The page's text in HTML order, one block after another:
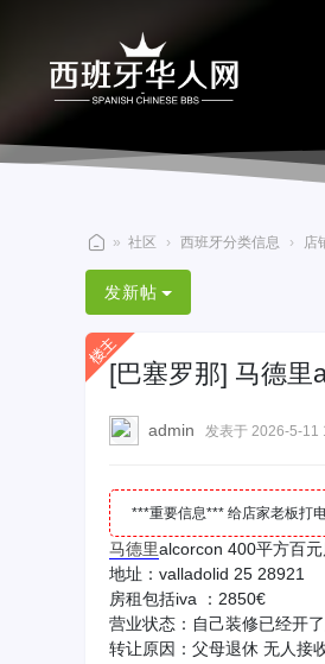
西
班
牙
华
» 社区 › 西班牙分类信息 › 店
发新帖
[巴塞罗那] 马德里
admin 发表于 2026-5-11
***重要信息*** 给店家老板打
马德里alcorcon 400平方百
地址：valladolid 25 28921
房租包括iva ：2850€
营业状态：自己装修已经开
转让原因：父母退休 无人接